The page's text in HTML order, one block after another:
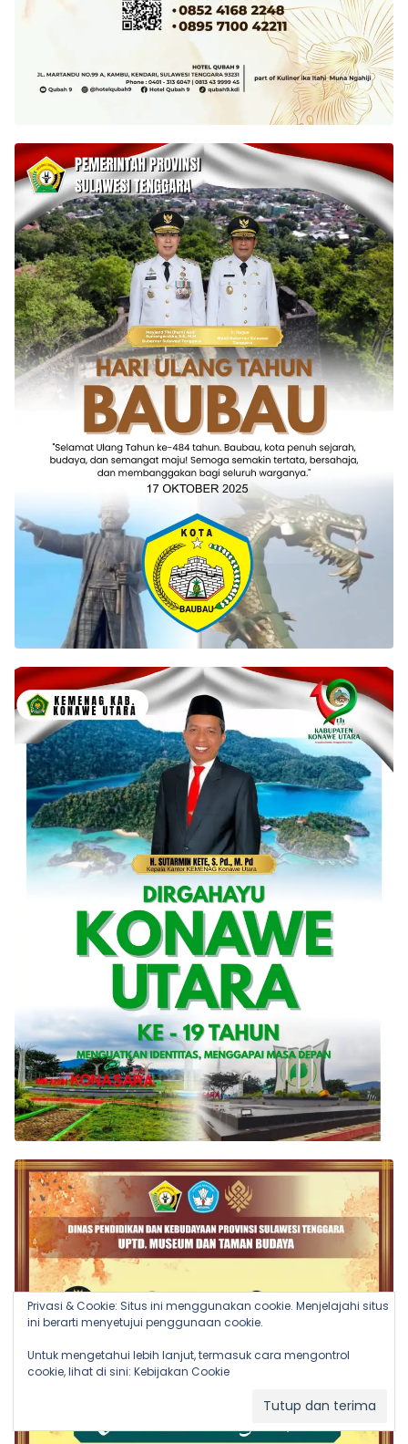
Privasi & Cookie: Situs ini menggunakan cookie. Menjelajahi situs
ini berarti menyetujui penggunaan cookie.
Untuk mengetahui lebih lanjut, termasuk cara mengontrol
cookie, lihat di sini: Kebijakan Cookie